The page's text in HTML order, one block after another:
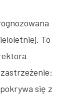
To
się z